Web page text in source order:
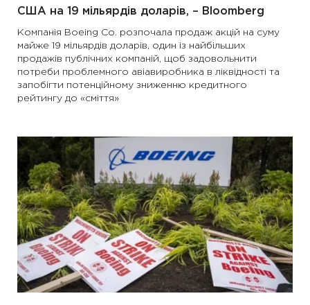
США на 19 мільярдів доларів, – Bloomberg
Компанія Boeing Co. розпочала продаж акцій на суму
майже 19 мільярдів доларів, один із найбільших
продажів публічних компаній, щоб задовольнити
потреби проблемного авіавиробника в ліквідності та
запобігти потенційному зниженню кредитного
рейтингу до «сміття»